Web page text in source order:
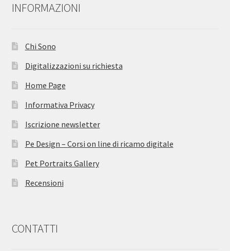
INFORMAZIONI
Chi Sono
Digitalizzazioni su richiesta
Home Page
Informativa Privacy
Iscrizione newsletter
Pe Design – Corsi on line di ricamo digitale
Pet Portraits Gallery
Recensioni
CONTATTI